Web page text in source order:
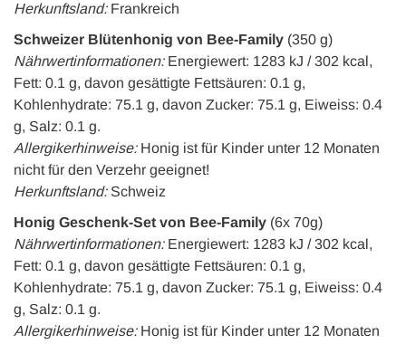
Herkunftsland: Frankreich
Schweizer Blütenhonig von Bee-Family (350 g)
Nährwertinformationen:Energiewert: 1283 kJ / 302 kcal,
Fett: 0.1 g, davon gesättigte Fettsäuren: 0.1 g,
Kohlenhydrate: 75.1 g, davon Zucker: 75.1 g, Eiweiss: 0.4
g, Salz: 0.1 g.
Allergikerhinweise:Honig ist für Kinder unter 12 Monaten
nicht für den Verzehr geeignet!
Herkunftsland:Schweiz
Honig Geschenk-Set von Bee-Family (6x 70g)
Nährwertinformationen: Energiewert: 1283 kJ / 302 kcal,
Fett: 0.1 g, davon gesättigte Fettsäuren: 0.1 g,
Kohlenhydrate: 75.1 g, davon Zucker: 75.1 g, Eiweiss: 0.4
g, Salz: 0.1 g.
Allergikerhinweise: Honig ist für Kinder unter 12 Monaten